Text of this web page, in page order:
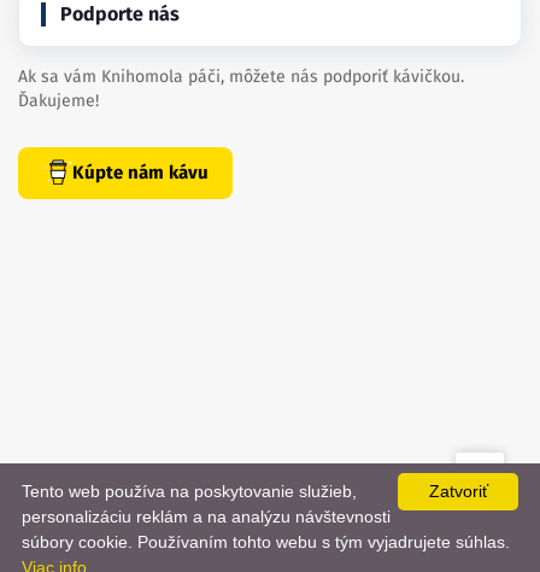
Podporte nás
Ak sa vám Knihomola páči, môžete nás podporiť kávičkou.
Ďakujeme!
Kúpte nám kávu
created bydanielhrenak.sk
📨
Zatvoriť
Tento web používa na poskytovanie služieb,
personalizáciu reklám a na analýzu návštevnosti
súbory cookie. Používaním tohto webu s tým vyjadrujete súhlas.
Viac info